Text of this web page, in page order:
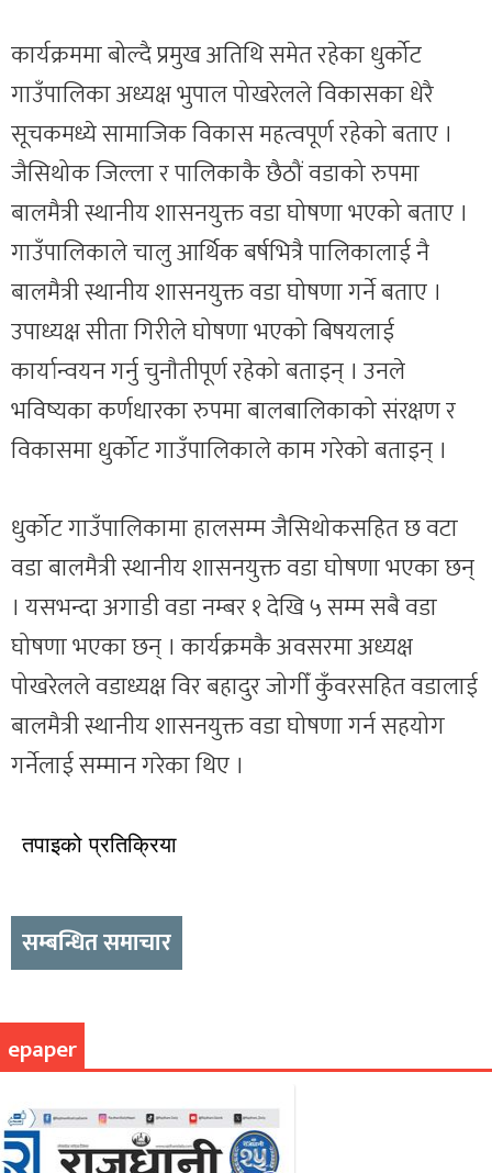
कार्यक्रममा बोल्दै प्रमुख अतिथि समेत रहेका धुर्कोट
गाउँपालिका अध्यक्ष भुपाल पोखरेलले विकासका धेरै
सूचकमध्ये सामाजिक विकास महत्वपूर्ण रहेको बताए ।
जैसिथोक जिल्ला र पालिकाकै छैठौं वडाको रुपमा
बालमैत्री स्थानीय शासनयुक्त वडा घोषणा भएको बताए ।
गाउँपालिकाले चालु आर्थिक बर्षभित्रै पालिकालाई नै
बालमैत्री स्थानीय शासनयुक्त वडा घोषणा गर्ने बताए ।
उपाध्यक्ष सीता गिरीले घोषणा भएको बिषयलाई
कार्यान्वयन गर्नु चुनौतीपूर्ण रहेको बताइन् । उनले
भविष्यका कर्णधारका रुपमा बालबालिकाको संरक्षण र
विकासमा धुर्कोट गाउँपालिकाले काम गरेको बताइन् ।
धुर्कोट गाउँपालिकामा हालसम्म जैसिथोकसहित छ वटा
वडा बालमैत्री स्थानीय शासनयुक्त वडा घोषणा भएका छन्
। यसभन्दा अगाडी वडा नम्बर १ देखि ५ सम्म सबै वडा
घोषणा भएका छन् । कार्यक्रमकै अवसरमा अध्यक्ष
पोखरेलले वडाध्यक्ष विर बहादुर जोगीँ कुँवरसहित वडालाई
बालमैत्री स्थानीय शासनयुक्त वडा घोषणा गर्न सहयोग
गर्नेलाई सम्मान गरेका थिए ।
तपाइको प्रतिक्रिया
सम्बन्धित समाचार
epaper